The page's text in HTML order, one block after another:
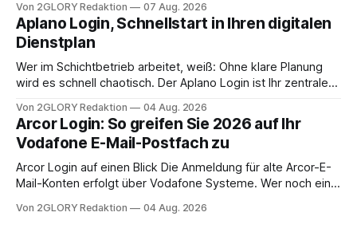
erledigen? Die kurze Antwort: Bei einfachen
Einkommensverhältnissen reicht häufig eine Steuersoftware
aus – sobald jedoch mehrere Einkunftsarten
zusammentreffen oder größere finanzielle Veränderungen
anstehen, zahlt sich professionelle Unterstützung meist
Von 2GLORY Redaktion 07 Aug. 2026
Aplano Login, Schnellstart in Ihren digitalen
Dienstplan
Wer im Schichtbetrieb arbeitet, weiß: Ohne klare Planung
wird es schnell chaotisch. Der Aplano Login ist Ihr zentraler
abwesenheiten und die gesamte kommunikation rund um
Ihr personal digital zu organisieren. In diesem Leitfaden
erfahren Sie alles, was Sie für einen reibungslosen Einstieg
brauchen, von der Registrierung
Von 2GLORY Redaktion 04 Aug. 2026
Arcor Login: So greifen Sie 2026 auf Ihr
Vodafone E-Mail-Postfach zu
Arcor Login auf einen Blick Die Anmeldung für alte Arcor-E-
Mail-Konten erfolgt über Vodafone Systeme. Wer noch eine
besitzt, loggt sich heute über das Vodafone E-Mail & Cloud
Von 2GLORY Redaktion 04 Aug. 2026